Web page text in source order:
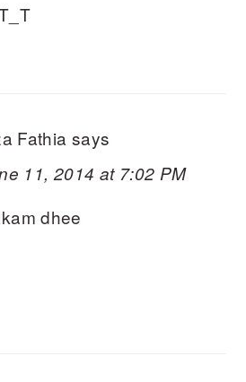
Fathia says
11, 2014 at 7:02 PM
dhee